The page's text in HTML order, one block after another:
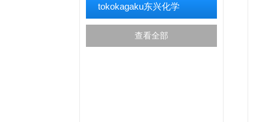
tokokagaku东兴化学
查看全部